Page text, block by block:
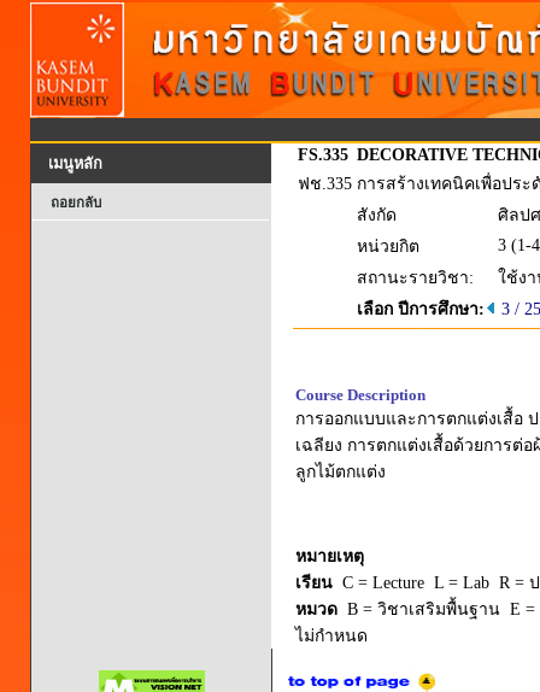
เมนูหลัก
ถอยกลับ
FS.335 DECORATIVE
ฟช.335 การสร้างเทคนิคเพื่อปร
สังกัด
ศิลป
หน่วยกิต
3 (1-
สถานะรายวิชา:
ใช้ง
เลือก ปีการศึกษา:
3 /
Course Description
การออกแบบและการตกแต่งเสื้อ
เฉลียง การตกแต่งเสื้อด้วยการต่
ลูกไม้ตกแต่ง
หมายเหตุ
เรียน C = Lecture L = Lab R =
หมวด B = วิชาเสริมพื้นฐาน E
ไม่กำหนด